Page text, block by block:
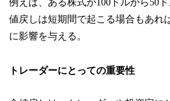
例えば、ある株式が100ドルから50
値戻しは短期間で起こる場合もあれ
に影響を与える。
トレーダーにとっての重要性